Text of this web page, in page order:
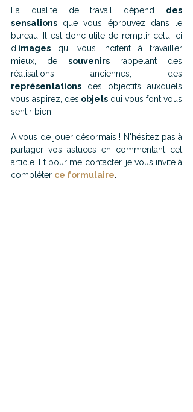
La qualité de travail dépend des
sensations que vous éprouvez dans le
bureau. Il est donc utile de remplir celui-ci
d'images qui vous incitent à travailler
mieux, de souvenirs rappelant des
représentations des objectifs auxquels
vous aspirez, des objets qui vous font vous
sentir bien.
A vous de jouer désormais ! N'hésitez pas à
partager vos astuces en commentant cet
article. Et pour me contacter, je vous invite à
compléter ce formulaire